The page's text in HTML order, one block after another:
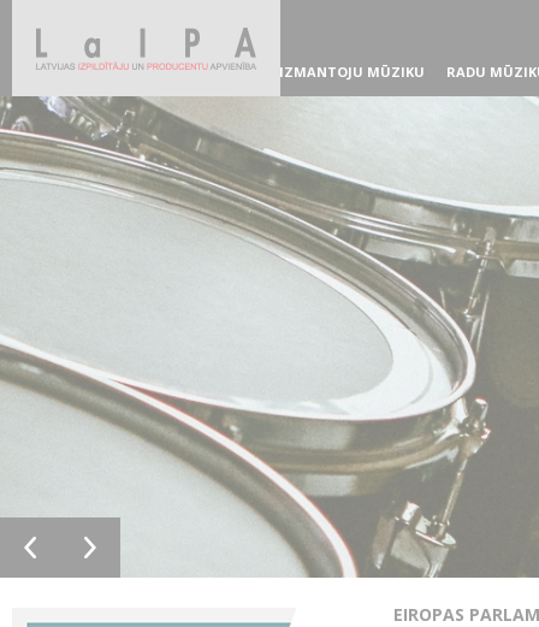
IZMANTOJU MŪZIKU RADU
EIROPAS